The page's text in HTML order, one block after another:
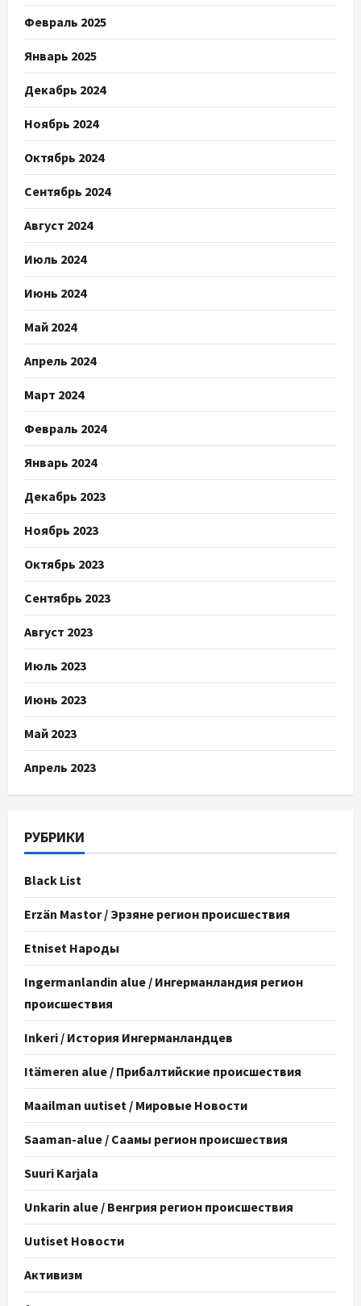
Февраль 2025
Январь 2025
Декабрь 2024
Ноябрь 2024
Октябрь 2024
Сентябрь 2024
Август 2024
Июль 2024
Июнь 2024
Май 2024
Апрель 2024
Март 2024
Февраль 2024
Январь 2024
Декабрь 2023
Ноябрь 2023
Октябрь 2023
Сентябрь 2023
Август 2023
Июль 2023
Июнь 2023
Май 2023
Апрель 2023
РУБРИКИ
Black List
Erzän Mastor / Эрзяне регион происшествия
Etniset Народы
Ingermanlandin alue / Ингерманландия регион
происшествия
Inkeri / История Ингерманландцев
Itämeren alue / Прибалтийские происшествия
Maailman uutiset / Мировые Новости
Saaman-alue / Саамы регион происшествия
Suuri Karjala
Unkarin alue / Венгрия регион происшествия
Uutiset Новости
Активизм